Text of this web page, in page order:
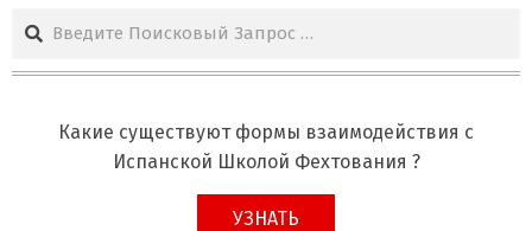
Какие существуют формы взаимодействия с
Испанской Школой Фехтования ?
УЗНАТЬ